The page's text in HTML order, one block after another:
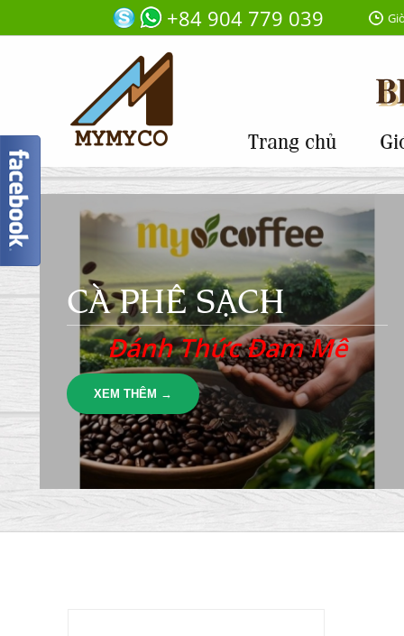
+84 904 779 039
Trang chủ
CÀ PHÊ SẠCH
Đánh Thức Đam Mê
XEM THÊM →